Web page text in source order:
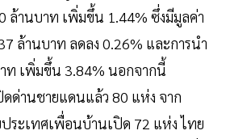
ล้านบาท เพิ่มขึ้น 1.44% ซึ่งมีมูลค่า
ล้านบาท ลดลง 0.26% และการนำ
ท เพิ่มขึ้น 3.84% นอกจากนี้
ด่านชายแดนแล้ว 80 แห่ง จาก
ระเทศเพื่อนบ้านเปิด 72 แห่ง ไทย